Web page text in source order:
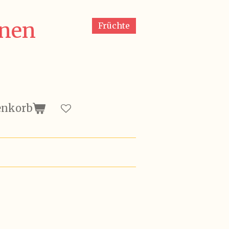
Früchte